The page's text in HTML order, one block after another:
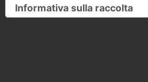
Informativa sulla raccolta